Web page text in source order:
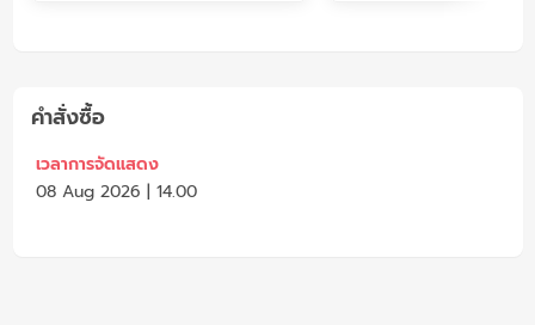
คำสั่งซื้อ
เวลาการจัดแสดง
08 Aug 2026 | 14.00